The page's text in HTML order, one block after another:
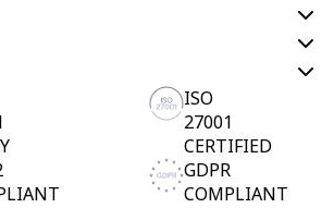
ISO
27001
CERTIFIED
GDPR
COMPLIANT